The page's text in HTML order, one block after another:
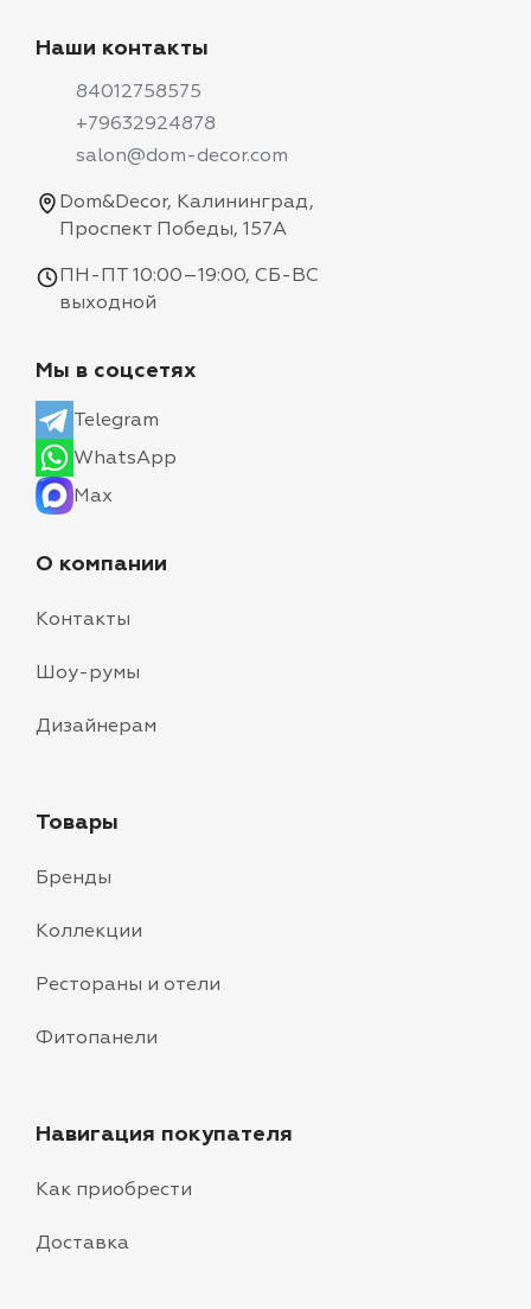
Наши контакты
84012758575
+79632924878
salon@dom-decor.com
Dom&Decor, Калининград,
Проспект Победы, 157А
ПН-ПТ 10:00–19:00, СБ-ВС
выходной
Мы в соцсетях
Telegram
WhatsApp
Max
О компании
Контакты
Шоу-румы
Дизайнерам
Товары
Бренды
Коллекции
Рестораны и отели
Фитопанели
Навигация покупателя
Как приобрести
Доставка